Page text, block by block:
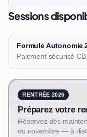
Sessions
Formule Autonomie
Paiement sécurisé
RENTRÉE 2026
Préparez votre
Réservez dès
ou novembre — à